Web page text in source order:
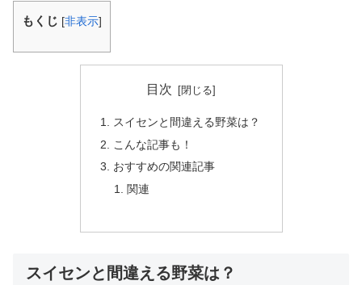
もくじ [非表示]
目次
スイセンと間違える野菜は？
こんな記事も！
おすすめの関連記事
関連
スイセンと間違える野菜は？